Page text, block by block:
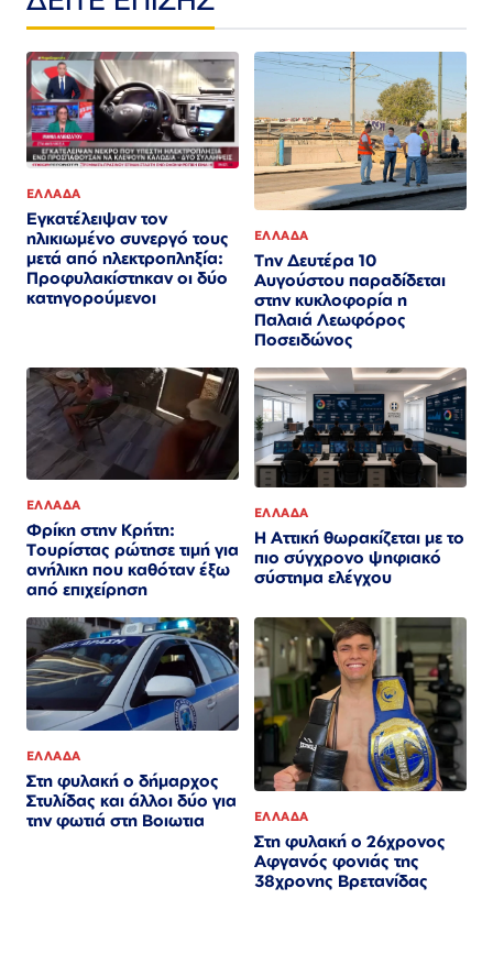
ΕΛΛΑΔΑ
Εγκατέλειψαν τον
ηλικιωμένο συνεργό τους
μετά από ηλεκτροπληξία:
Προφυλακίστηκαν οι δύο
κατηγορούμενοι
ΕΛΛΑΔΑ
Την Δευτέρα 10
Αυγούστου παραδίδεται
στην κυκλοφορία η
Παλαιά Λεωφόρος
Ποσειδώνος
ΕΛΛΑΔΑ
Φρίκη στην Κρήτη:
Τουρίστας ρώτησε τιμή για
ανήλικη που καθόταν έξω
από επιχείρηση
ΕΛΛΑΔΑ
Η Αττική θωρακίζεται με το
πιο σύγχρονο ψηφιακό
σύστημα ελέγχου
ΕΛΛΑΔΑ
Στη φυλακή ο δήμαρχος
Στυλίδας και άλλοι δύο για
την φωτιά στη Βοιωτια
ΕΛΛΑΔΑ
Στη φυλακή ο 26χρονος
Αφγανός φονιάς της
38χρονης Βρετανίδας